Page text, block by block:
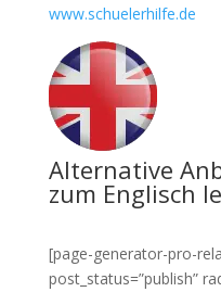
www.schuelerhilfe.de
Alternative
zum Englisch
[page-generator-pro-
post_status=”publish”